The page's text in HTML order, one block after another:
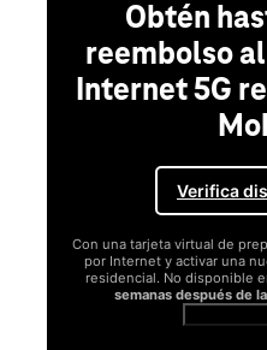
Obtén
reembolso
Internet 5G
Verifica
Con una tarjeta virtual de
por Internet y activar una
residencial. No disponible
semanas después de